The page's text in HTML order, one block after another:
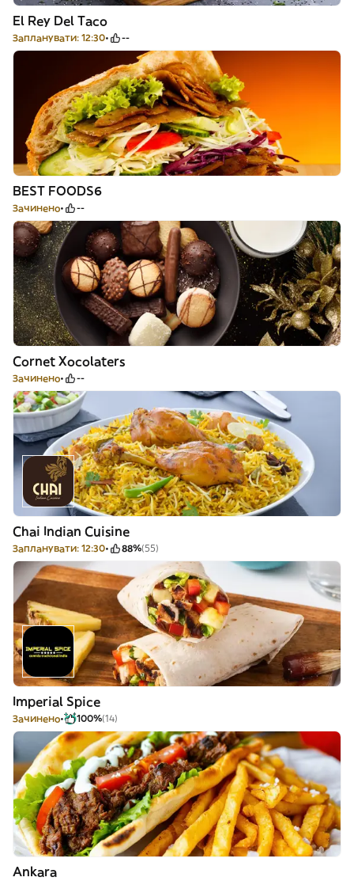
El Rey Del Taco
Запланувати: 12:30 --
BEST FOODS6
Зачинено --
Cornet Xocolaters
Зачинено --
Chai Indian Cuisine
Запланувати: 12:30 88%(55)
Imperial Spice
Зачинено 100%(14)
Ankara